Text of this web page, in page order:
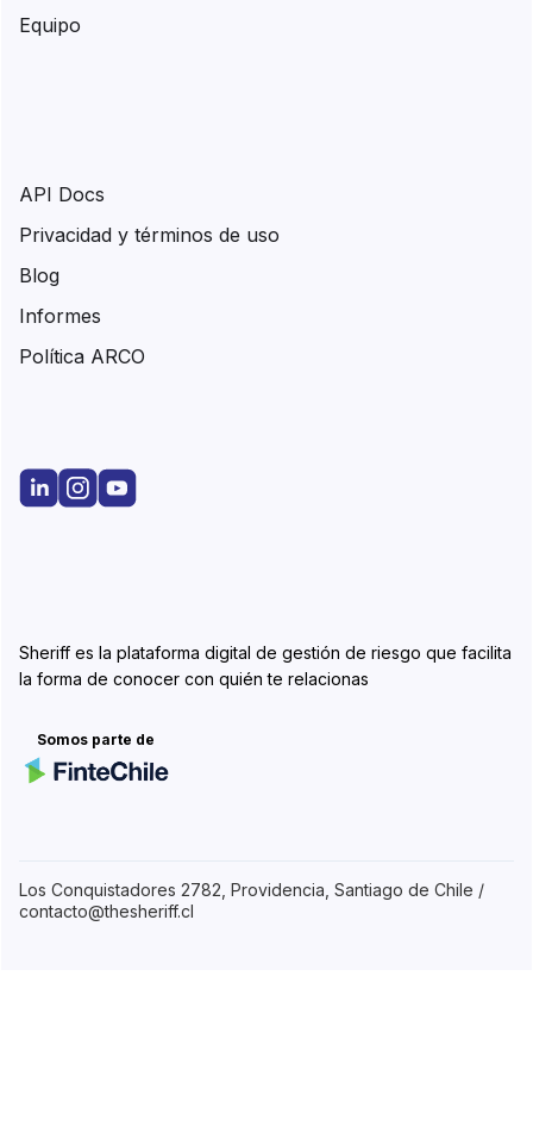
Sheriff es la plataforma digital de gestión de riesgo que facilita
la forma de conocer con quién te relacionas
Somos parte de
Equipo
API Docs
Privacidad y términos de uso
Blog
Informes
Política ARCO
Los Conquistadores 2782, Providencia, Santiago de Chile /
contacto@thesheriff.cl